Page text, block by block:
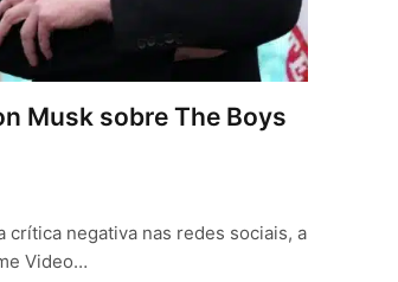
Musk sobre The Boys
negativa nas redes sociais, a
Video…